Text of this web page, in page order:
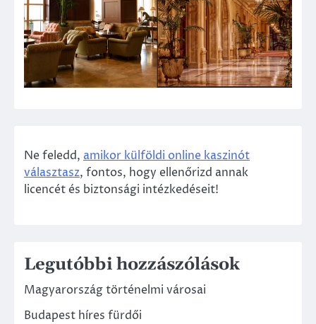
Ne feledd, amikor külföldi online kaszinót
választasz, fontos, hogy ellenőrizd annak
licencét és biztonsági intézkedéseit!
Legutóbbi hozzászólások
Magyarország történelmi városai
Budapest híres fürdői